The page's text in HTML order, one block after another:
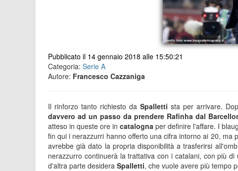
Pubblicato il 14 gennaio 2018 alle 15:50:21
Categoria: Serie A
Autore: Francesco Cazzaniga
Il rinforzo tanto richiesto daSpalletti sta per arrivare.
davvero ad un passo da prendere Rafinha dal
atteso in queste ore incatalogna per definire l'affare. I
fin qui i nerazzurri hanno offerto una cifra intorno ai 20,
avrebbe già dato la propria disponibilità a trasferirsi
nerazzurro continuerà la trattativa con i catalani, con più
d'altra parte desidera Spalletti, che vuole avere più tempo